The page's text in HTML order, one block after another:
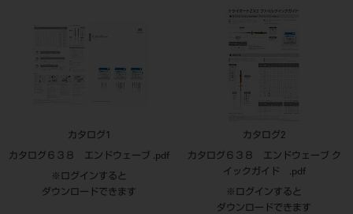
カタログ1
カタログ６３８ エンドウェーブ .pdf
※ログインすると
ダウンロードできます
カタログ2
カタログ６３８ エンドウェーブ ク
イックガイド .pdf
※ログインすると
ダウンロードできます